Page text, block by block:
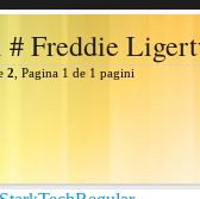
Freddie
2 , Pagina 1 de 1 pagini